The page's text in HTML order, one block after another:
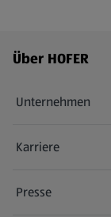
Fußzeilenmenü -
Über HOFER
Unternehmen
Karriere
(öffnet in einem
Presse